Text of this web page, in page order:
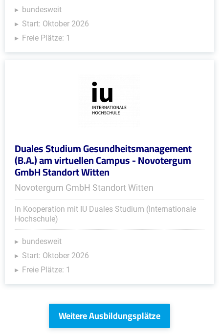
bundesweit
Start: Oktober 2026
Freie Plätze: 1
Duales Studium Gesundheitsmanagement
(B.A.) am virtuellen Campus - Novotergum
GmbH Standort Witten
Novotergum GmbH Standort Witten
In Kooperation mit IU Duales Studium (Internationale
Hochschule)
bundesweit
Start: Oktober 2026
Freie Plätze: 1
Weitere Ausbildungsplätze